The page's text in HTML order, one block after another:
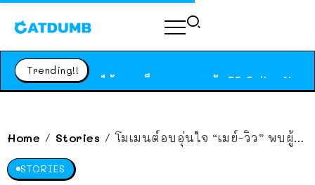
Trending!!
สาวญี่ปุ่นโดนแมวตัวเองกัด ไม่ได้ไปหาหมอตั้งแต่เนิ่นๆ สุดท้ายขาบวม กลายเป็นโรคเนื้อเน่า เตือนทาสแมวทั้งหลายให้ระวัง
Home / Stories / โมเมนต์อบอุ่นใจ “เมย์-วิว” พบผู้บริหารสิงห์ แสดงความขอบคุณ ที่สนับสนุนกว่า 13 ปี สร้างปรากฏการณ์ ขึ้นมือ 1 ของโลกได้สำเร็จ
STORIES